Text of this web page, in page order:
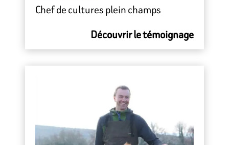
Chef de cultures plein champs
Découvrir le témoignage